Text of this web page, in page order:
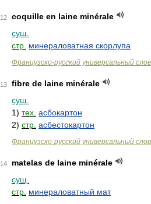
12
coquille en laine minérale
сущ.
стр. минераловатная скорлупа
Французско-русский универсальный
13
fibre de laine minérale
сущ.
1) тех. асбокартон
2) стр. асбестокартон
Французско-русский универсальный
14
matelas de laine minérale
сущ.
стр. минераловатный мат